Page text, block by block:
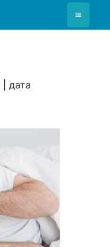
≡
дата